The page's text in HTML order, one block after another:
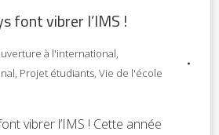
font vibrer l’IMS !
à l'international,
, Projet étudiants, Vie de l'école
vibrer l’IMS ! Cette année